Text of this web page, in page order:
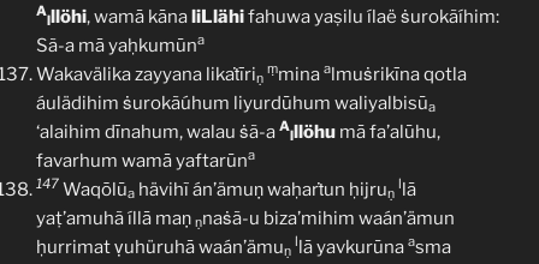
A
lllöhi, wamā kānaliLlähifahuwa yaṣilu ílaë ṡurokãíhim:
Sã-a mā yaḥkumūna
Wakavälika zayyana likaṫīriṇ
ṃmina almuṡrikīna qotla
áulädihim ṡurokãúhum liyurdūhum waliyalbisūa
‘alaihim dīnahum, walau ṡã-a A
lllöhu mā fa’alūhu,
favarhum wamā yaftarūna
147 Waqōlūa hävihĩ án’ämuṇ waḥarṫun ḥijruṇ
llā
yaṭ’amuhã íllā maṇ ṇnaṡã-u biza’mihim waán’ämun
ḥurrimat ṿuhüruhā waán’ämuṇ
llā yavkurūna asma